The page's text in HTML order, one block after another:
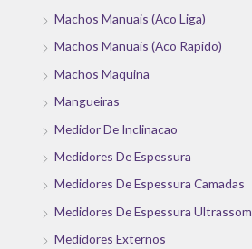
Machos Manuais (Aco Liga)
Machos Manuais (Aco Rapido)
Machos Maquina
Mangueiras
Medidor De Inclinacao
Medidores De Espessura
Medidores De Espessura Camadas
Medidores De Espessura Ultrassom
Medidores Externos